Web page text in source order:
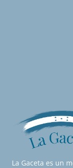
La Gaceta es un